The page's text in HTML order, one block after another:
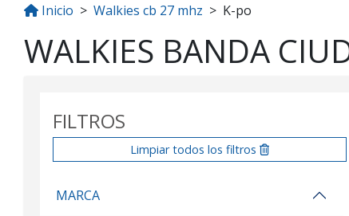
Inicio Walkies cb 27 mhz K-po
WALKIES BANDA
FILTROS
Limpiar todos los filtros
MARCA